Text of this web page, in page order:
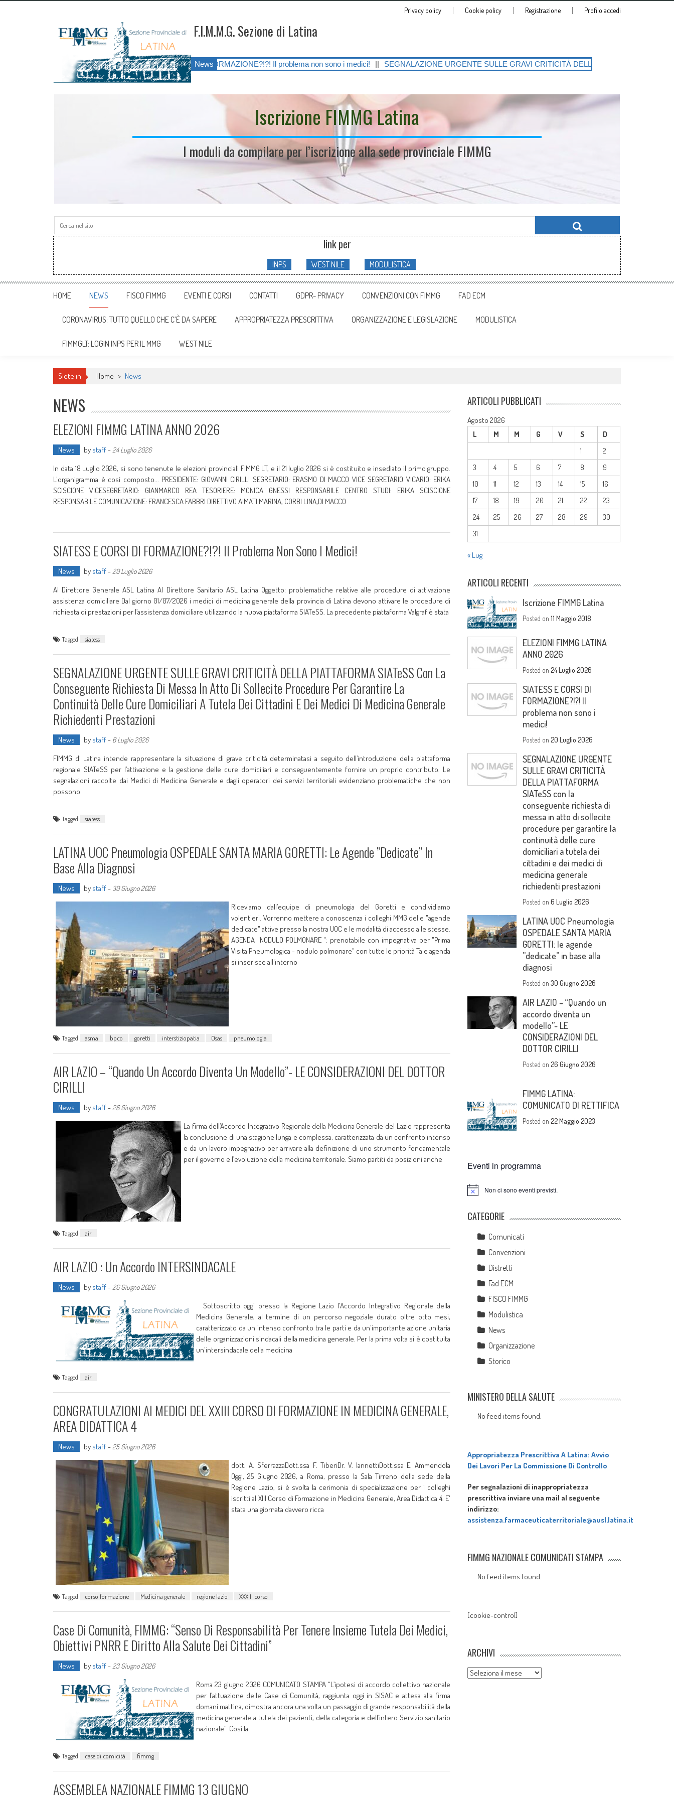
Privacy policy Cookie policy Registrazione Profilo accedi
F.I.M.M.G. Sezione di Latina
News
|| SIATESS E CORSI DI FORMAZIONE?!?! Il problema non sono i medici! || SEGNALAZIONE URGENTE SULLE GRAVI CRITICITÀ DELLA PIATTAFORMA SIATeSS con la
Iscrizione FIMMG Latina
I moduli da compilare per l’iscrizione alla sede provinciale FIMMG
Search for:
link per
INPS WEST NILE MODULISTICA
HOME NEWS FISCO FIMMG EVENTI E CORSI CONTATTI GDPR- PRIVACY CONVENZIONI CON FIMMG FAD ECM
CORONAVIRUS: TUTTO QUELLO CHE C’È DA SAPERE APPROPRIATEZZA PRESCRITTIVA ORGANIZZAZIONE E LEGISLAZIONE MODULISTICA
FIMMGLT: LOGIN INPS PER IL MMG WEST NILE
Siete in Home > News
NEWS
ELEZIONI FIMMG LATINA ANNO 2026
News by staff- 24 Luglio 2026
In data 18 Luglio 2026, si sono tenenute le elezioni provinciali FIMMG LT, e il 21 luglio 2026 si è costituito e insediato il primo gruppo.
L'organigramma è così composto... PRESIDENTE: GIOVANNI CIRILLI SEGRETARIO: ERASMO DI MACCO VICE SEGRETARIO VICARIO: ERIKA
SCISCIONE VICESEGRETARIO: GIANMARCO REA TESORIERE: MONICA GNESSI RESPONSABILE CENTRO STUDI: ERIKA SCISCIONE
RESPONSABILE COMUNICAZIONE: FRANCESCA FABBRI DIRETTIVO AIMATI MARINA, CORBI LINA,DI MACCO
SIATESS E CORSI DI FORMAZIONE?!?! Il Problema Non Sono I Medici!
News by staff- 20 Luglio 2026
Al Direttore Generale ASL Latina Al Direttore Sanitario ASL Latina Oggetto: problematiche relative alle procedure di attivazione
assistenza domiciliare Dal giorno 01/07/2026 i medici di medicina generale della provincia di Latina devono attivare le procedure di
richiesta di prestazioni per l’assistenza domiciliare utilizzando la nuova piattaforma SIATeSS. La precedente piattaforma Valgraf è stata
Tagged siatess
SEGNALAZIONE URGENTE SULLE GRAVI CRITICITÀ DELLA PIATTAFORMA SIATeSS Con La
Conseguente Richiesta Di Messa In Atto Di Sollecite Procedure Per Garantire La
Continuità Delle Cure Domiciliari A Tutela Dei Cittadini E Dei Medici Di Medicina Generale
Richiedenti Prestazioni
News by staff- 6 Luglio 2026
FIMMG di Latina intende rappresentare la situazione di grave criticità determinatasi a seguito dell’introduzione della piattaforma
regionale SIATeSS per l’attivazione e la gestione delle cure domiciliari e conseguentemente fornire un proprio contributo. Le
segnalazioni raccolte dai Medici di Medicina Generale e dagli operatori dei servizi territoriali evidenziano problematiche che non
possono
Tagged siatess
LATINA UOC Pneumologia OSPEDALE SANTA MARIA GORETTI: Le Agende ”dedicate” In
Base Alla Diagnosi
News by staff- 30 Giugno 2026
Riceviamo dall’equipe di pneumologia del Goretti e condividiamo
volentieri. Vorrenno mettere a conoscenza i colleghi MMG delle "agende
dedicate" attive presso la nostra UOC e le modalità di accesso alle stesse.
AGENDA "NODULO POLMONARE ": prenotabile con impegnativa per "Prima
Visita Pneumologica - nodulo polmonare" con tutte le priorità Tale agenda
si inserisce all'interno
Tagged asma bpco goretti interstiziopatia Osas pneumologia
AIR LAZIO – “Quando Un Accordo Diventa Un Modello”- LE CONSIDERAZIONI DEL DOTTOR
CIRILLI
News by staff- 26 Giugno 2026
La firma dell’Accordo Integrativo Regionale della Medicina Generale del Lazio rappresenta
la conclusione di una stagione lunga e complessa, caratterizzata da un confronto intenso
e da un lavoro impegnativo per arrivare alla definizione di uno strumento fondamentale
per il governo e l’evoluzione della medicina territoriale. Siamo partiti da posizioni anche
Tagged air
AIR LAZIO : Un Accordo INTERSINDACALE
News by staff- 26 Giugno 2026
Sottoscritto oggi presso la Regione Lazio l'Accordo Integrativo Regionale della
Medicina Generale, al termine di un percorso negoziale durato oltre otto mesi,
caratterizzato da un intenso confronto tra le parti e da un'importante azione unitaria
delle organizzazioni sindacali della medicina generale. Per la prima volta si è costituita
un'intersindacale della medicina
Tagged air
CONGRATULAZIONI AI MEDICI DEL XXIII CORSO DI FORMAZIONE IN MEDICINA GENERALE,
AREA DIDATTICA 4
News by staff- 25 Giugno 2026
dott. A. SferrazzaDott.ssa F. TiberiDr. V. IannettiDott.ssa E. Ammendola
Oggi, 25 Giugno 2026, a Roma, presso la Sala Tirreno della sede della
Regione Lazio, si è svolta la cerimonia di specializzazione per i colleghi
iscritti al XIII Corso di Formazione in Medicina Generale, Area Didattica 4. E'
stata una giornata davvero ricca
Tagged corso formazione Medicina generale regione lazio XXXIII corso
Case Di Comunità, FIMMG: “Senso Di Responsabilità Per Tenere Insieme Tutela Dei Medici,
Obiettivi PNRR E Diritto Alla Salute Dei Cittadini”
News by staff- 23 Giugno 2026
Roma 23 giugno 2026 COMUNICATO STAMPA “L’ipotesi di accordo collettivo nazionale
per l’attuazione delle Case di Comunità, raggiunta oggi in SISAC e attesa alla firma
domani mattina, dimostra ancora una volta un passaggio di grande responsabilità della
medicina generale a tutela dei pazienti, della categoria e dell’intero Servizio sanitario
nazionale”. Così la
Tagged case di comicità fimmg
ASSEMBLEA NAZIONALE FIMMG 13 GIUGNO
ARTICOLI PUBBLICATI
Agosto 2026
L
M M G V S
D
1
2
3
4 5 6 7 8
9
10
11 12 13 14 15
16
17
18 19 20 21 22
23
24
25 26 27 28 29
30
31
« Lug
ARTICOLI RECENTI
Iscrizione FIMMG Latina
Posted on11 Maggio 2018
ELEZIONI FIMMG LATINA
ANNO 2026
Posted on24 Luglio 2026
SIATESS E CORSI DI
FORMAZIONE?!?! Il
problema non sono i
medici!
Posted on20 Luglio 2026
SEGNALAZIONE URGENTE
SULLE GRAVI CRITICITÀ
DELLA PIATTAFORMA
SIATeSS con la
conseguente richiesta di
messa in atto di sollecite
procedure per garantire la
continuità delle cure
domiciliari a tutela dei
cittadini e dei medici di
medicina generale
richiedenti prestazioni
Posted on6 Luglio 2026
LATINA UOC Pneumologia
OSPEDALE SANTA MARIA
GORETTI: le agende
”dedicate” in base alla
diagnosi
Posted on30 Giugno 2026
AIR LAZIO – “Quando un
accordo diventa un
modello”- LE
CONSIDERAZIONI DEL
DOTTOR CIRILLI
Posted on26 Giugno 2026
FIMMG LATINA:
COMUNICATO DI RETTIFICA
Posted on22 Maggio 2023
Eventi in programma
Notice Non ci sono eventi previsti.
CATEGORIE
Comunicati
Convenzioni
Distretti
Fad ECM
FISCO FIMMG
Modulistica
News
Organizzazione
Storico
MINISTERO DELLA SALUTE
No feed items found.
Appropriatezza Prescrittiva A Latina: Avvio
Dei Lavori Per La Commissione Di Controllo
Per segnalazioni di inappropriatezza
prescrittiva inviare una mail al seguente
indirizzo:
assistenza.farmaceuticaterritoriale@ausl.latina.it
FIMMG NAZIONALE COMUNICATI STAMPA
No feed items found.
[cookie-control]
ARCHIVI
Archivi